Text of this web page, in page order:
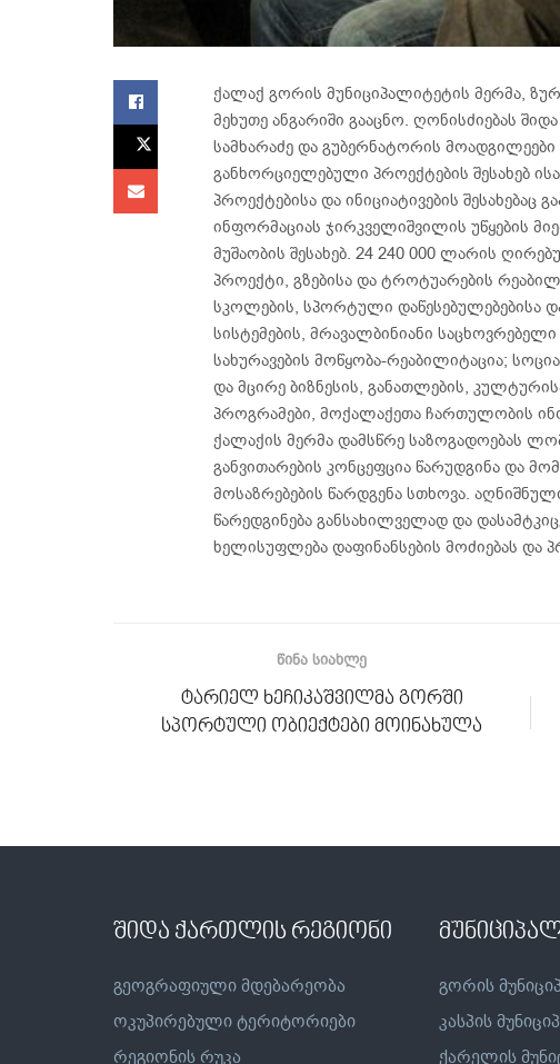
ქალაქ გორის მუნიციპალიტეტის მერმა,
მეხუთე ანგარიში გააცნო. ღონისძიებას
სამხარაძე და გუბერნატორის
განხორციელებული პროექტების შესახებ
პროექტებისა და ინიციატივების შესახებაც
ინფორმაციას ჯირკველიშვილის უწყების
მუშაობის შესახებ. 24 240 000 ლარის
პროექტი, გზებისა და ტროტუარების
სკოლების, სპორტული დაწესებულებებისა
სისტემების, მრავალბინიანი
სახურავების მოწყობა-რეაბილიტაცია;
და მცირე ბიზნესის, განათლების,
პროგრამები, მოქალაქეთა ჩართულობის
ქალაქის მერმა დამსწრე საზოგადოებას
განვითარების კონცეფცია წარუდგინა და
მოსაზრებების წარდგენა სთხოვა.
წარედგინება განსახილველად და
ხელისუფლება დაფინანსების მოძიებას და
ᲬᲘᲜᲐ ᲡᲘᲐᲮᲚᲔ
ტარიელ ხეჩიკაშვილმა გორში
სპორტული ობიექტები მოინახულა
შიდა ქართლის რეგიონი
გეოგრაფიული მდებარეობა
ოკუპირებული ტერიტორიები
რეგიონის რუკა
გორის
კასპის
ქარელის